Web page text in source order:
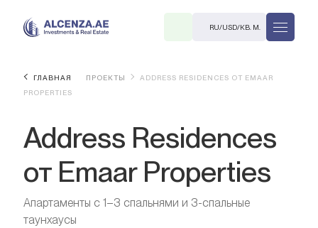
RU/USD/КВ. М.
ГЛАВНАЯ ПРОЕКТЫ
ADDRESS RESIDENCES ОТ EMAAR
PROPERTIES
Address Residences
от Emaar Properties
Апартаменты с 1–3 спальнями и 3-спальные
таунхаусы